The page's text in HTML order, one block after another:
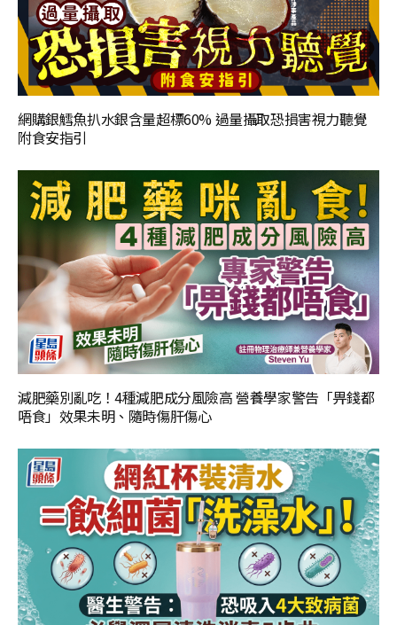
網購銀鱈魚扒水銀含量超標60% 過量攝取恐損害視力聽覺
附食安指引
減肥藥別亂吃！4種減肥成分風險高 營養學家警告「畀錢都
唔食」效果未明、隨時傷肝傷心